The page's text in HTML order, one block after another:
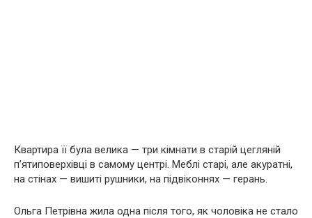
Квартира її була велика — три кімнати в старій цегляній
п’ятиповерхівці в самому центрі. Меблі старі, але акуратні,
на стінах — вишиті рушники, на підвіконнях — герань.
Ольга Петрівна жила одна після того, як чоловіка не стало